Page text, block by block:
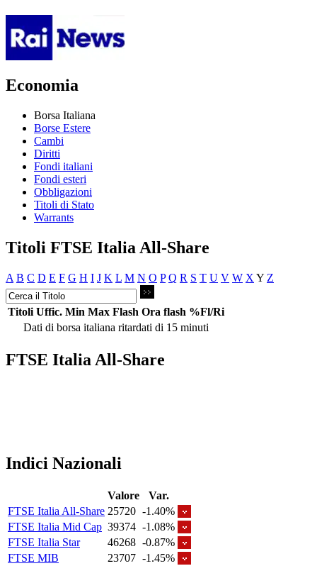
Economia
Borsa Italiana
Borse Estere
Cambi
Diritti
Fondi italiani
Fondi esteri
Obbligazioni
Titoli di Stato
Warrants
Titoli FTSE Italia All-Share
A B C D E F G H I J K L M N O P Q R S T U V W X Y Z
Titoli Uffic. Min Max Flash Ora flash %Fl/Ri
Dati di borsa italiana ritardati di 15 minuti
FTSE Italia All-Share
Indici Nazionali
Valore
Var.
FTSE Italia All-Share 25720 -1.40%
FTSE Italia Mid Cap 39374 -1.08%
FTSE Italia Star
46268 -0.87%
FTSE MIB
23707 -1.45%